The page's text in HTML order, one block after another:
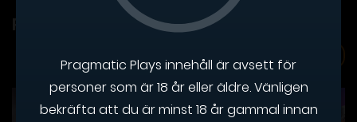
Relaterade nyheter
Pragmatic Plays innehåll är avsett för
personer som är 18 år eller äldre. Vänligen
bekräfta att du är minst 18 år gammal innan